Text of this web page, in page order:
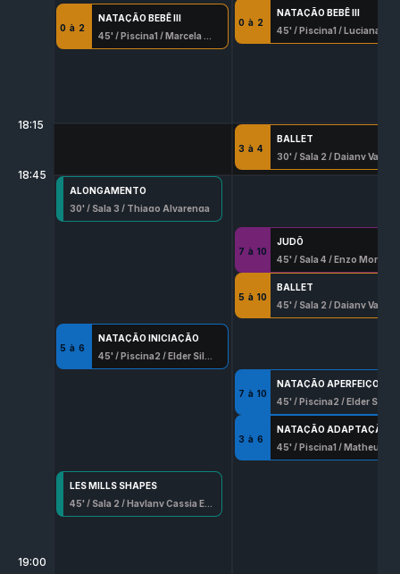
18:15
18:45
19:00
NATAÇÃO BEBÊ III
0 à 2
45' /Piscina1 /Marcela Dada
ALONGAMENTO
30' / Sala 3 / Thiago Alvarenga
NATAÇÃO INICIAÇÃO
5 à 6
45' /Piscina2 /Elder Silva Oliveira
LES MILLS SHAPES
45' / Sala 2 /Haylany Cassia Esilva
NATAÇÃO BEBÊ III
0 à 2
45' /Piscina1 /Luciana Beserra
BALLET
3 à 4
30' / Sala 2 /Daiany Vasconcellos Serafim
JUDÔ
7 à 10
45' / Sala 4 /Enzo Moraes Alves
BALLET
5 à 10
45' / Sala 2 /Daiany Vasconcellos Serafim
7 à 10
45' /Piscina2 /Elder Silva Oliveira
NATAÇÃO ADAPTAÇÃO
3 à 6
45' /Piscina1 /Matheus Barros Santana